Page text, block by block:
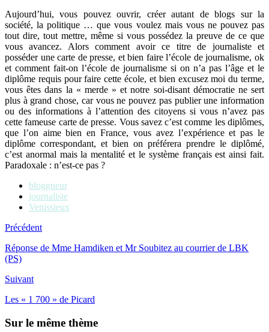
Aujourd’hui, vous pouvez ouvrir, créer autant de blogs sur la
société, la politique … que vous voulez mais vous ne pouvez pas
tout dire, tout mettre, même si vous possédez la preuve de ce que
vous avancez. Alors comment avoir ce titre de journaliste et
posséder une carte de presse, et bien faire l’école de journalisme, ok
et comment fait-on l’école de journalisme si on n’a pas l’âge et le
diplôme requis pour faire cette école, et bien excusez moi du terme,
vous êtes dans la « merde » et notre soi-disant démocratie ne sert
plus à grand chose, car vous ne pouvez pas publier une information
ou des informations à l’attention des citoyens si vous n’avez pas
cette fameuse carte de presse. Vous savez c’est comme les diplômes,
que l’on aime bien en France, vous avez l’expérience et pas le
diplôme correspondant, et bien on préférera prendre le diplômé,
c’est anormal mais la mentalité et le système français est ainsi fait.
Paradoxale : n’est-ce pas ?
bloggueur
journaliste
Venissieux
Précédent
Réponse de Mme Hamdiken et Mr Soubitez au courrier de LBK
(PS)
Suivant
Les « 1 700 » de Picard
Sur le même thème